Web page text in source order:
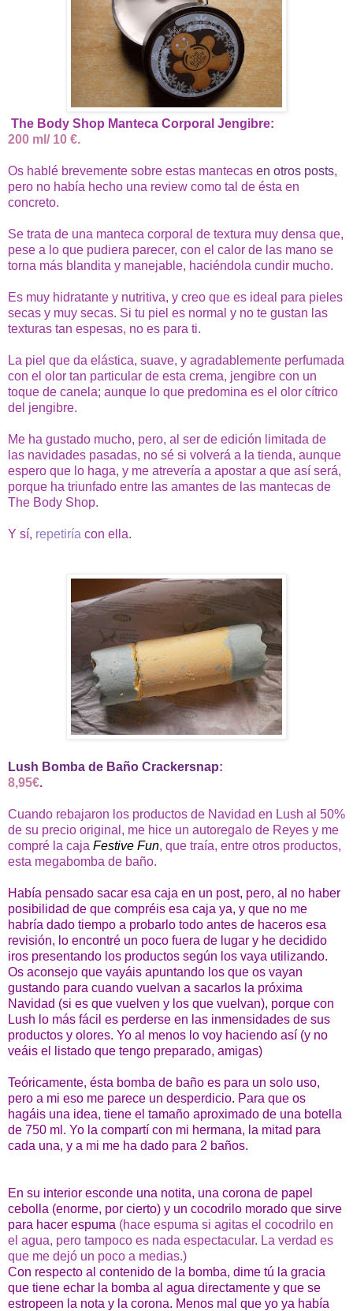
The Body Shop Manteca Corporal Jengibre:
200 ml/ 10 €.
Os hablé brevemente sobre estas mantecas en otros posts,
pero no había hecho una review como tal de ésta en
concreto.
Se trata de una manteca corporal de textura muy densa que,
pese a lo que pudiera parecer, con el calor de las mano se
torna más blandita y manejable, haciéndola cundir mucho.
Es muy hidratante y nutritiva, y creo que es ideal para pieles
secas y muy secas. Si tu piel es normal y no te gustan las
texturas tan espesas, no es para ti.
La piel que da elástica, suave, y agradablemente perfumada
con el olor tan particular de esta crema, jengibre con un
toque de canela; aunque lo que predomina es el olor cítrico
del jengibre.
Me ha gustado mucho, pero, al ser de edición limitada de
las navidades pasadas, no sé si volverá a la tienda, aunque
espero que lo haga, y me atrevería a apostar a que así será,
porque ha triunfado entre las amantes de las mantecas de
The Body Shop.
Y sí, repetiría con ella.
Lush Bomba de Baño Crackersnap:
8,95€.
Cuando rebajaron los productos de Navidad en Lush al 50%
de su precio original, me hice un autoregalo de Reyes y me
compré la caja Festive Fun, que traía, entre otros productos,
esta megabomba de baño.
Había pensado sacar esa caja en un post, pero, al no haber
posibilidad de que compréis esa caja ya, y que no me
habría dado tiempo a probarlo todo antes de haceros esa
revisión, lo encontré un poco fuera de lugar y he decidido
iros presentando los productos según los vaya utilizando.
Os aconsejo que vayáis apuntando los que os vayan
gustando para cuando vuelvan a sacarlos la próxima
Navidad (si es que vuelven y los que vuelvan), porque con
Lush lo más fácil es perderse en las inmensidades de sus
productos y olores. Yo al menos lo voy haciendo así (y no
veáis el listado que tengo preparado, amigas)
Teóricamente, ésta bomba de baño es para un solo uso,
pero a mi eso me parece un desperdicio. Para que os
hagáis una idea, tiene el tamaño aproximado de una botella
de 750 ml. Yo la compartí con mi hermana, la mitad para
cada una, y a mi me ha dado para 2 baños.
En su interior esconde una notita, una corona de papel
cebolla (enorme, por cierto) y un cocodrilo morado que sirve
para hacer espuma (hace espuma si agitas el cocodrilo en
el agua, pero tampoco es nada espectacular. La verdad es
que me dejó un poco a medias.)
Con respecto al contenido de la bomba, dime tú la gracia
que tiene echar la bomba al agua directamente y que se
estropeen la nota y la corona. Menos mal que yo ya había